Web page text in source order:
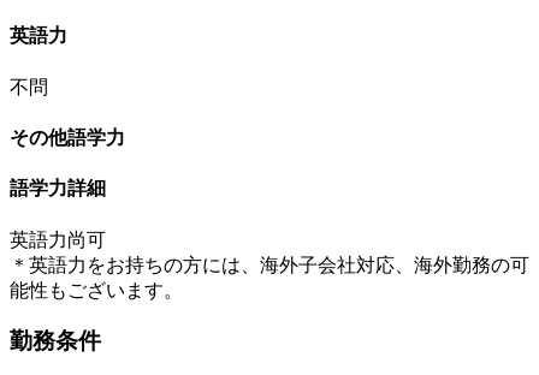
英語力
不問
その他語学力
語学力詳細
英語力尚可
＊英語力をお持ちの方には、海外子会社対応、海外勤務の可
能性もございます。
勤務条件